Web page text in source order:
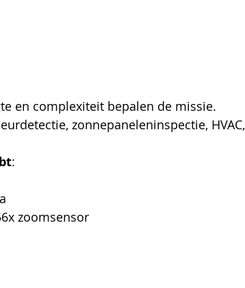
en complexiteit bepalen de missie.
zonnepaneleninspectie, HVAC,
:
zoomsensor